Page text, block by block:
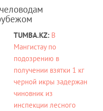
TUMBA.KZ: В
Мангистау по
подозрению в
получении взятки 1 кг
черной икры задержан
чиновник из
инспекции лесного